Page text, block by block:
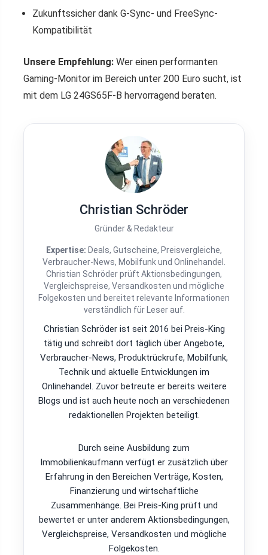
Zukunftssicher dank G-Sync- und FreeSync-
Kompatibilität
Unsere Empfehlung: Wer einen performanten
Gaming-Monitor im Bereich unter 200 Euro sucht, ist
mit dem LG 24GS65F-B hervorragend beraten.
Christian Schröder
Gründer & Redakteur
Expertise: Deals, Gutscheine, Preisvergleiche,
Verbraucher-News, Mobilfunk und Onlinehandel.
Christian Schröder prüft Aktionsbedingungen,
Vergleichspreise, Versandkosten und mögliche
Folgekosten und bereitet relevante Informationen
verständlich für Leser auf.
Christian Schröder ist seit 2016 bei Preis-King
tätig und schreibt dort täglich über Angebote,
Verbraucher-News, Produktrückrufe, Mobilfunk,
Technik und aktuelle Entwicklungen im
Onlinehandel. Zuvor betreute er bereits weitere
Blogs und ist auch heute noch an verschiedenen
redaktionellen Projekten beteiligt.
Durch seine Ausbildung zum
Immobilienkaufmann verfügt er zusätzlich über
Erfahrung in den Bereichen Verträge, Kosten,
Finanzierung und wirtschaftliche
Zusammenhänge. Bei Preis-King prüft und
bewertet er unter anderem Aktionsbedingungen,
Vergleichspreise, Versandkosten und mögliche
Folgekosten.